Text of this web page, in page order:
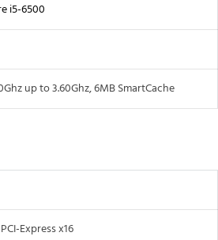
i5-6500
up to 3.60Ghz, 6MB SmartCache
Express x16